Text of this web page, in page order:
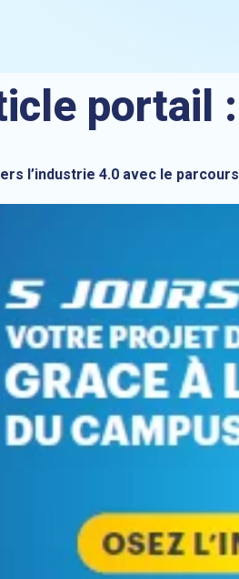
portail :
l’industrie 4.0 avec le